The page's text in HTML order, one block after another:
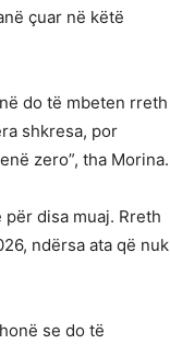
çuar në këtë
do të mbeten rreth
shkresa, por
zero”, tha Morina.
disa muaj. Rreth
ndërsa ata që nuk
se do të